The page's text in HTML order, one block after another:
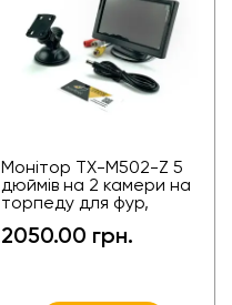
Монітор TX-M502-Z 5
дюймів на 2 камери на
торпеду для фур,
спецтехніки
2050.00 грн.